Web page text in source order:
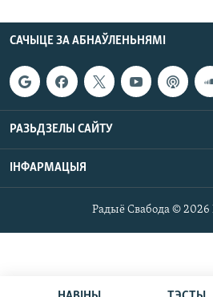
САЧЫЦЕ ЗА АБНАЎЛЕНЬНЯМІ
РАЗЬДЗЕЛЫ САЙТУ
ІНФАРМАЦЫЯ
Радыё Свабода © 2026